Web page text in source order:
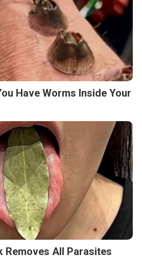
Have Worms Inside Your
Removes All Parasites